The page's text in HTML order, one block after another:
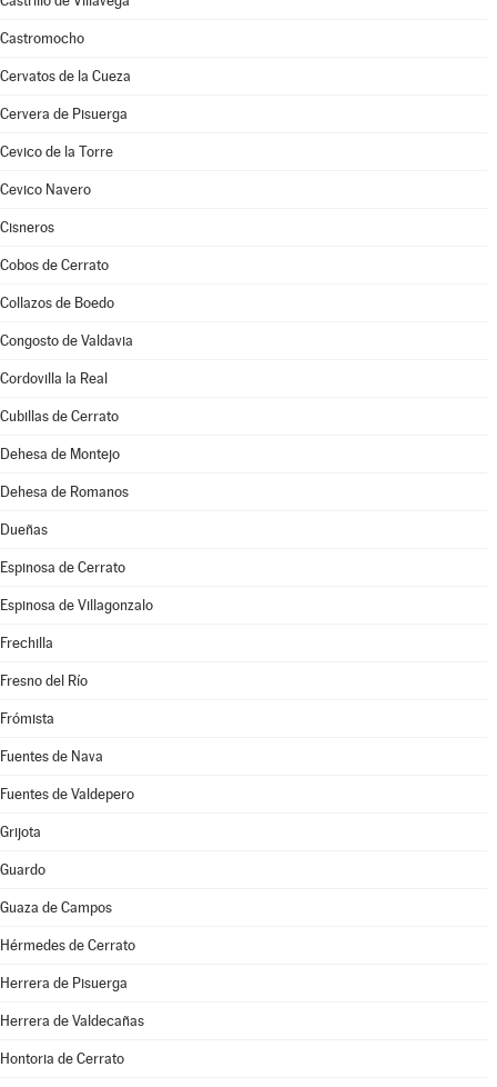
Castromocho
Cervatos de la Cueza
Cervera de Pisuerga
Cevico de la Torre
Cevico Navero
Cisneros
Cobos de Cerrato
Collazos de Boedo
Congosto de Valdavia
Cordovilla la Real
Cubillas de Cerrato
Dehesa de Montejo
Dehesa de Romanos
Dueñas
Espinosa de Cerrato
Espinosa de Villagonzalo
Frechilla
Fresno del Río
Frómista
Fuentes de Nava
Fuentes de Valdepero
Grijota
Guardo
Guaza de Campos
Hérmedes de Cerrato
Herrera de Pisuerga
Herrera de Valdecañas
Hontoria de Cerrato